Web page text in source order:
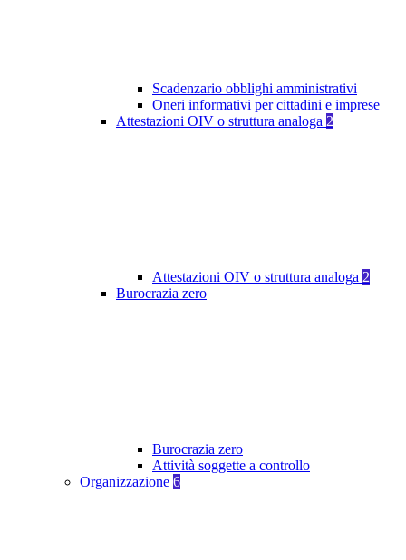
Scadenzario obblighi amministrativi
Oneri informativi per cittadini e imprese
Attestazioni OIV o struttura analoga 2
Attestazioni OIV o struttura analoga 2
Burocrazia zero
Burocrazia zero
Attività soggette a controllo
Organizzazione 6